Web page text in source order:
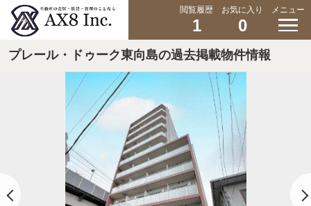
閲覧履歴
1
お気に入り
0
メニュー
プレール・ドゥーク東向島の過去掲載物件情報